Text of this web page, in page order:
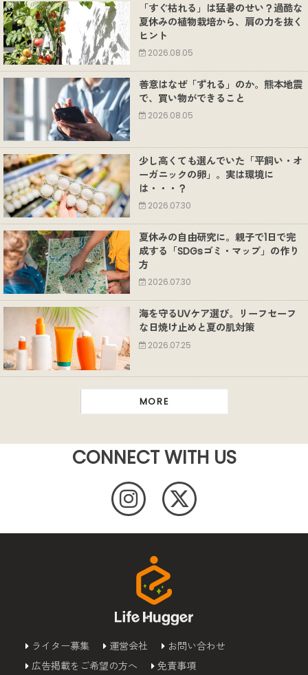
「すぐ枯れる」は猛暑のせい？過酷な
夏休みの植物栽培から、肩の力を抜く
ヒント
2026.08.05
善意はなぜ「ずれる」のか。熊本地震
で、買い物ができること
2026.08.05
少し高くても選んでいた「平飼い・オ
ーガニックの卵」。実は環境に
は・・・？
2026.07.30
夏休みの自由研究に。親子で1日で完
成する「SDGsゴミ・マップ」の作り
方
2026.07.30
海を守るUVケア選び。リーフセーフ
な日焼け止めと夏の肌対策
2026.07.25
MORE
CONNECT WITH US
ライター募集 運営会社
お問い合わせ
広告掲載をご希望の方へ
免責事項